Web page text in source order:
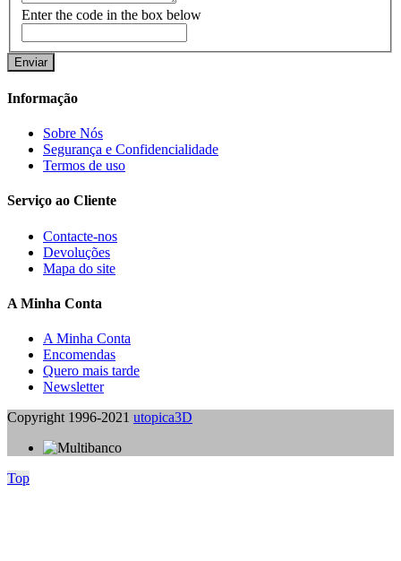
Enter the code in the box below
Informação
Sobre Nós
Segurança e Confidencialidade
Termos de uso
Serviço ao Cliente
Contacte-nos
Devoluções
Mapa do site
A Minha Conta
A Minha Conta
Encomendas
Quero mais tarde
Newsletter
Copyright 1996-2021 utopica3D
Top